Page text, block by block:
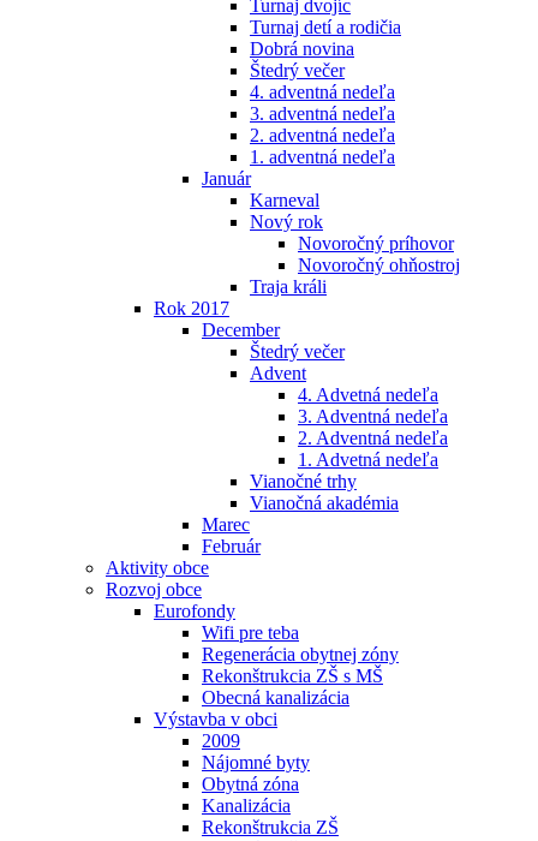
Turnaj dvojíc
Turnaj detí a rodičia
Dobrá novina
Štedrý večer
4. adventná nedeľa
3. adventná nedeľa
2. adventná nedeľa
1. adventná nedeľa
Január
Karneval
Nový rok
Novoročný príhovor
Novoročný ohňostroj
Traja králi
Rok 2017
December
Štedrý večer
Advent
4. Advetná nedeľa
3. Adventná nedeľa
2. Adventná nedeľa
1. Advetná nedeľa
Vianočné trhy
Vianočná akadémia
Marec
Február
Aktivity obce
Rozvoj obce
Eurofondy
Wifi pre teba
Regenerácia obytnej zóny
Rekonštrukcia ZŠ s MŠ
Obecná kanalizácia
Výstavba v obci
2009
Nájomné byty
Obytná zóna
Kanalizácia
Rekonštrukcia ZŠ